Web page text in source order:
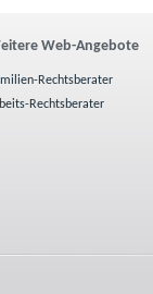
Web-Angebote
Rechtsberater
Rechtsberater